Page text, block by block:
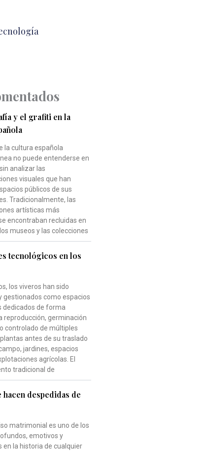
y el grafiti en la
la cultura española
no puede entenderse en
analizar las
visuales que han
públicos de sus
Tradicionalmente, las
artísticas más
encontraban recluidas en
museos y las colecciones
tecnológicos en los
los viveros han sido
gestionados como espacios
dedicados de forma
reproducción, germinación
controlado de múltiples
antes de su traslado
jardines, espacios
agrícolas. El
tradicional de
hacen despedidas de
matrimonial es uno de los
emotivos y
en la historia de cualquier